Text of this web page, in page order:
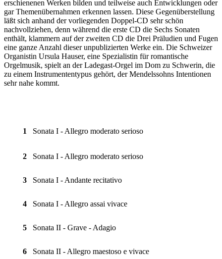
erschienenen Werken bilden und teilweise auch Entwicklungen oder
gar Themenübernahmen erkennen lassen. Diese Gegenüberstellung
läßt sich anhand der vorliegenden Doppel-CD sehr schön
nachvollziehen, denn während die erste CD die Sechs Sonaten
enthält, klammern auf der zweiten CD die Drei Präludien und Fugen
eine ganze Anzahl dieser unpublizierten Werke ein. Die Schweizer
Organistin Ursula Hauser, eine Spezialistin für romantische
Orgelmusik, spielt an der Ladegast-Orgel im Dom zu Schwerin, die
zu einem Instrumententypus gehört, der Mendelssohns Intentionen
sehr nahe kommt.
1 Sonata I - Allegro moderato serioso
2 Sonata I - Allegro moderato serioso
3 Sonata I - Andante recitativo
4 Sonata I - Allegro assai vivace
5 Sonata II - Grave - Adagio
6 Sonata II - Allegro maestoso e vivace